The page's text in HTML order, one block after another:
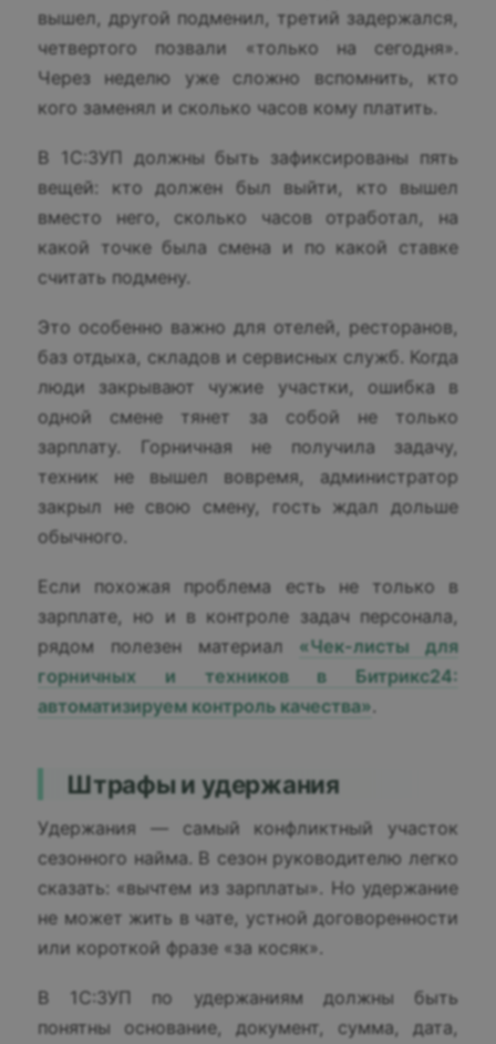
вышел, другой подменил, третий задержался,
четвертого позвали «только на сегодня».
Через неделю уже сложно вспомнить, кто
кого заменял и сколько часов кому платить.
В 1С:ЗУП должны быть зафиксированы пять
вещей: кто должен был выйти, кто вышел
вместо него, сколько часов отработал, на
какой точке была смена и по какой ставке
считать подмену.
Это особенно важно для отелей, ресторанов,
баз отдыха, складов и сервисных служб. Когда
люди закрывают чужие участки, ошибка в
одной смене тянет за собой не только
зарплату. Горничная не получила задачу,
техник не вышел вовремя, администратор
закрыл не свою смену, гость ждал дольше
обычного.
Если похожая проблема есть не только в
зарплате, но и в контроле задач персонала,
рядом полезен материал «Чек-листы для
горничных и техников в Битрикс24:
автоматизируем контроль качества».
Штрафы и удержания
Удержания — самый конфликтный участок
сезонного найма. В сезон руководителю легко
сказать: «вычтем из зарплаты». Но удержание
не может жить в чате, устной договоренности
или короткой фразе «за косяк».
В 1С:ЗУП по удержаниям должны быть
понятны основание, документ, сумма, дата,